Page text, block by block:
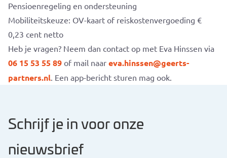
Pensioenregeling en ondersteuning
Mobiliteitskeuze: OV-kaart of reiskostenvergoeding €
0,23 cent netto
Heb je vragen? Neem dan contact op met Eva Hinssen via
06 15 53 55 89 of mail naar eva.hinssen@geerts-
partners.nl. Een app-bericht sturen mag ook.
Schrijf je in voor onze
nieuwsbrief